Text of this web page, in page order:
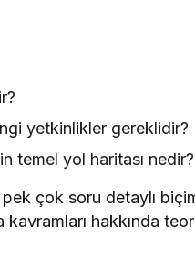
yetkinlikler gereklidir?
temel yol haritası nedir?
çok soru detaylı
hakkında